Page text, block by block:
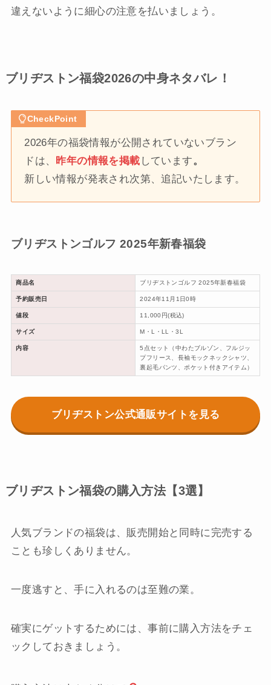
違えないように細心の注意を払いましょう。
ブリヂストン福袋2026の中身ネタバレ！
CheckPoint
2026年の福袋情報が公開されていないブラン
ドは、 昨年の情報を掲載 しています。
新しい情報が発表され次第、追記いたします。
ブリヂストンゴルフ 2025年新春福袋
商品名 ブリヂストンゴルフ 2025年新春福袋
予約販売日 2024年11月1日0時
値段 11,000円(税込)
サイズ M・L・LL・3L
内容
5点セット（中わたブルゾン、フルジッ
プフリース、長袖モックネックシャツ、
裏起毛パンツ、ポケット付きアイテム）
ブリヂストン公式通販サイトを見る
ブリヂストン福袋の購入方法【3選】
人気ブランドの福袋は、販売開始と同時に完売する
ことも珍しくありません。
一度逃すと、手に入れるのは至難の業。
確実にゲットするためには、事前に購入方法をチェ
ックしておきましょう。